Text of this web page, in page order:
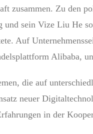
zusammen. Zu den
und sein Vize Liu He
Auf
Alibaba,
die auf
neuer
in der